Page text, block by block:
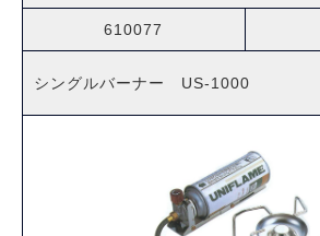
610077
シングルバーナー US-1000